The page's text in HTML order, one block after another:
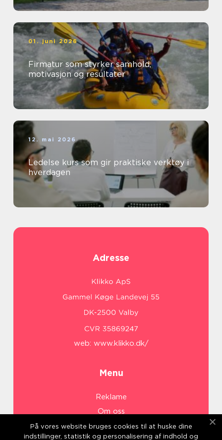
01. juni 2026
Firmatur som styrker samhold,
motivasjon og resultater
12. mai 2026
Ledelse kurs som gir praktiske verktøy i
hverdagen
Adresse
web: www.klikko.dk/
Menu
Reklame
Om oss
Cookies
På vores website bruges cookies til at huske dine
indstillinger, statistik og personalisering af indhold og